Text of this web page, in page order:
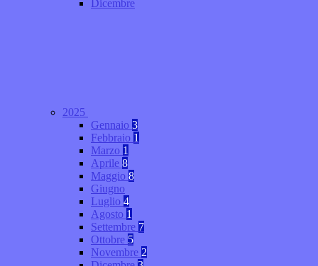
Dicembre
2025
Gennaio 3
Febbraio 1
Marzo 1
Aprile 8
Maggio 8
Giugno
Luglio 4
Agosto 1
Settembre 7
Ottobre 5
Novembre 2